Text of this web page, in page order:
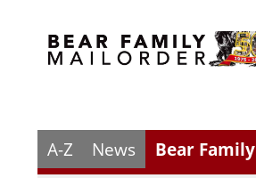
A-Z News Bear Family